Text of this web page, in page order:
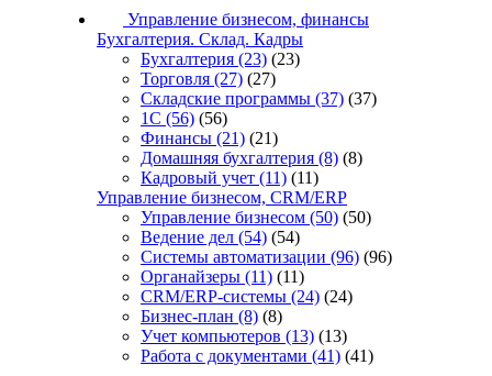
Управление бизнесом, финансы
Бухгалтерия. Склад. Кадры
Бухгалтерия (23) (23)
Торговля (27) (27)
Складские программы (37) (37)
1С (56) (56)
Финансы (21) (21)
Домашняя бухгалтерия (8) (8)
Кадровый учет (11) (11)
Управление бизнесом, CRM/ERP
Управление бизнесом (50) (50)
Ведение дел (54) (54)
Системы автоматизации (96) (96)
Органайзеры (11) (11)
CRM/ERP-системы (24) (24)
Бизнес-план (8) (8)
Учет компьютеров (13) (13)
Работа с документами (41) (41)